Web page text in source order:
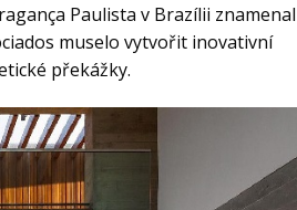
Paulista v Brazílii znamenal
muselo vytvořit inovativní
překážky.